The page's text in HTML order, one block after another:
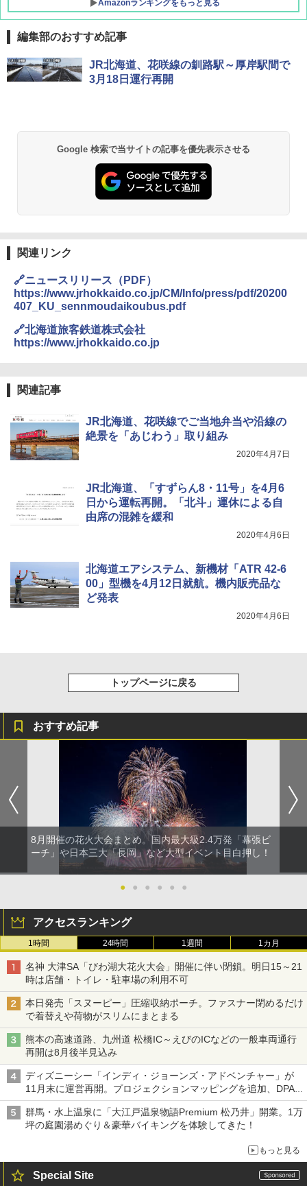
Amazonランキングをもっと見る
D40 地球の歩き方 チェンマイ タイ北部の魅
力的な町 2026～2027 地球の歩き方D アジア
A09 地球の歩き方 イタリア 2026～2027 地
球の歩き方A ヨーロッパ
￥2,479
￥2,277
￥2,695
解く (講談社現代新書)
￥1,540
[キャンパーズコレクション 山善] ポップアッ
プテント 傘みたいに広げて畳める パッとサ
ッとサンシェード キューブ フルクローズ メ
￥6,832
PYKES PEAK (パイクスピーク) 着替えテン
ト プライバシー テント 【中が透けない】 1
人用 折りたたみ 防災グッズ 災害用トイレ ビ
易 トイレテント (オリーブ)
ENDLESS BASE 《めざましテレビで紹介》
テント ワンタッチ RENEW 幅200 2-3人用 43
500002(89147)
￥5,499
ュ(BC仕様) PATC-150B(EB)
￥8,991
Coleman(コールマン) ツーリングドーム/LD
X 2人用 3人用 キャンプ アウトドア フェス
収納 コンパクト 簡単設営 カンガルーテント
ソロキャンプ ソロテント
BUNDOK(バンドック)ソロ ドーム 1 EX BDK
-08EX カーキ ソロキャンプ ポリエステル フ
レーム テント
GRANDOOR ステンレス保冷剤 2個セット 2
コンパクト 保冷力長持ち
￥6,459
ポインターライト 強力 小型 緑色/赤色/青紫色
USB充電式 高精度 超長距離照射 長時間使用
電動エアーポンプ SUP用 20PSI 電動ポンプ
ゴムボート 空気入れ 空気抜き 自動停止 過熱
￥7,299
編集部のおすすめ記事
JR北海道、花咲線の釧路駅～厚岸駅間で
3月18日運行再開
Google 検索で当サイトの記事を優先表示させる
関連リンク
🔗ニュースリリース（PDF）
https://www.jrhokkaido.co.jp/CM/Info/press/pdf/20200
407_KU_sennmoudaikoubus.pdf
🔗北海道旅客鉄道株式会社
https://www.jrhokkaido.co.jp
関連記事
JR北海道、花咲線でご当地弁当や沿線の
絶景を「あじわう」取り組み
2020年4月7日
JR北海道、「すずらん8・11号」を4月6
日から運転再開。「北斗」運休による自
由席の混雑を緩和
2020年4月6日
北海道エアシステム、新機材「ATR 42-6
00」型機を4月12日就航。機内販売品な
ど発表
2020年4月6日
トップページに戻る
おすすめ記事
8月開催の花火大会まとめ。国内最大級2.4万発「幕張ビ
ーチ」や日本三大「長岡」など大型イベント目白押し！
● ● ● ● ● ●
アクセスランキング
1時間 24時間 1週間 1カ月
名神 大津SA「びわ湖大花火大会」開催に伴い閉鎖。明日15～21
時は店舗・トイレ・駐車場の利用不可
本日発売「スヌーピー」圧縮収納ポーチ。ファスナー閉めるだけ
で着替えや荷物がスリムにまとまる
熊本の高速道路、九州道 松橋IC～えびのICなどの一般車両通行
再開は8月後半見込み
ディズニーシー「インディ・ジョーンズ・アドベンチャー」が
11月末に運営再開。プロジェクションマッピングを追加、DPA
は1500円
群馬・水上温泉に「大江戸温泉物語Premium 松乃井」開業。1万
坪の庭園湯めぐり＆豪華バイキングを体験してきた！
もっと見る
Special Site